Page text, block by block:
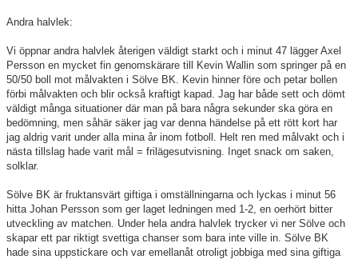
Andra halvlek:
Vi öppnar andra halvlek återigen väldigt starkt och i minut 47 lägger Axel
Persson en mycket fin genomskärare till Kevin Wallin som springer på en
50/50 boll mot målvakten i Sölve BK. Kevin hinner före och petar bollen
förbi målvakten och blir också kraftigt kapad. Jag har både sett och dömt
väldigt många situationer där man på bara några sekunder ska göra en
bedömning, men såhär säker jag var denna händelse på ett rött kort har
jag aldrig varit under alla mina år inom fotboll. Helt ren med målvakt och i
nästa tillslag hade varit mål = frilägesutvisning. Inget snack om saken,
solklar.
Sölve BK är fruktansvärt giftiga i omställningarna och lyckas i minut 56
hitta Johan Persson som ger laget ledningen med 1-2, en oerhört bitter
utveckling av matchen. Under hela andra halvlek trycker vi ner Sölve och
skapar ett par riktigt svettiga chanser som bara inte ville in. Sölve BK
hade sina uppstickare och var emellanåt otroligt jobbiga med sina giftiga